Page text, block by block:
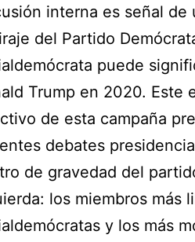
interna es señal
del Partido
puede
Trump en 2020. Este
de esta campaña
debates
de gravedad del
los miembros más
y los más